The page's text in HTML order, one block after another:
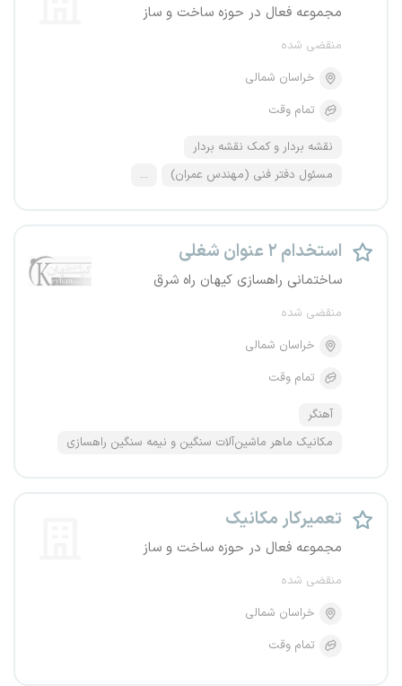
مجموعه فعال در حوزه ساخت و ساز
منقضی شده
خراسان شمالی
تمام وقت
نقشه بردار و کمک نقشه بردار
مسئول دفتر فنی (مهندس عمران)
...
استخدام ۲ عنوان شغلی
ساختمانی راهسازی کیهان راه شرق
منقضی شده
خراسان شمالی
تمام وقت
آهنگر
مکانیک ماهر ماشین‌آلات سنگین و نیمه سنگین راهسازی
تعمیرکار مکانیک
مجموعه فعال در حوزه ساخت و ساز
منقضی شده
خراسان شمالی
تمام وقت